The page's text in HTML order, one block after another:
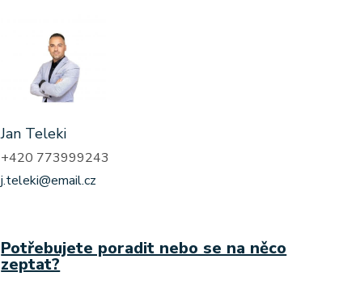
Jan Teleki
+420 773999243
j.teleki@email.cz
Potřebujete poradit nebo se na něco
zeptat?